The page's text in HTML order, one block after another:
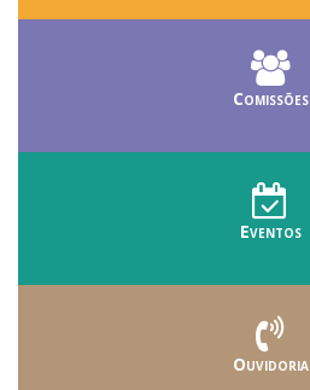
Comissões
Eventos
Ouvidoria